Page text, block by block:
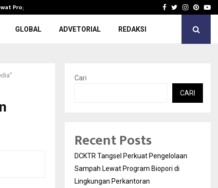
Program… DPP-LSM-PELOPOR INDONESIA,
Facebook
Twitter
GLOBAL ADVETORIAL REDAKSI
Cari
CARI
Recent Posts
DCKTR Tangsel Perkuat Pengelolaan
Sampah Lewat Program Biopori di
Lingkungan Perkantoran